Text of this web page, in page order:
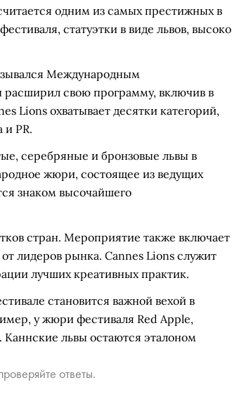
одним из самых престижных в
статуэтки в виде львов, высоко
Международным
свою программу, включив в
Lions охватывает десятки категорий,
PR.
серебряные и бронзовые львы в
жюри, состоящее из ведущих
знаком высочайшего
стран. Мероприятие также включает
лидеров рынка. Cannes Lions служит
лучших креативных практик.
становится важной вехой в
у жюри фестиваля Red Apple,
львы остаются эталоном
ответы.